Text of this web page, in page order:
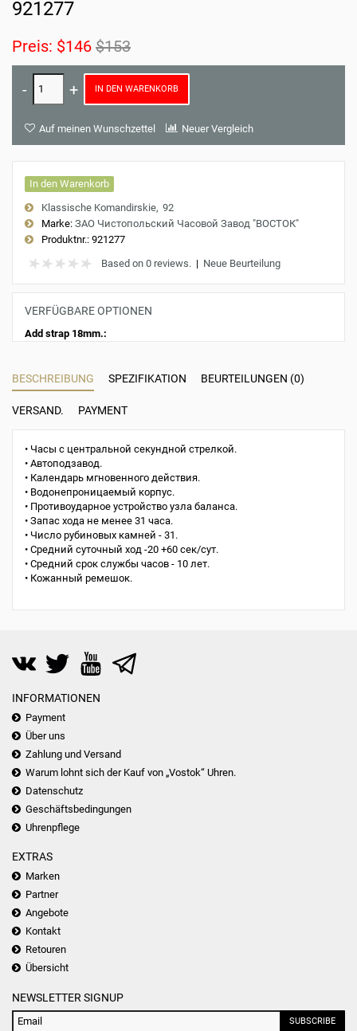
921277
Preis: $146 $153
IN DEN WARENKORB
Auf meinen Wunschzettel Neuer Vergleich
In den Warenkorb
Klassische Komandirskie 92
Marke: ЗАО Чистопольский Часовой Завод "ВОСТОК"
Produktnr.: 921277
Based on 0 reviews. | Neue Beurteilung
VERFÜGBARE OPTIONEN
Add strap 18mm.:
BESCHREIBUNG SPEZIFIKATION BEURTEILUNGEN (0)
VERSAND. PAYMENT
• Часы с центральной секундной стрелкой.
• Автоподзавод.
• Календарь мгновенного действия.
• Водонепроницаемый корпус.
• Противоударное устройство узла баланса.
• Запас хода не менее 31 часа.
• Число рубиновых камней - 31.
• Средний суточный ход -20 +60 сек/сут.
• Средний срок службы часов - 10 лет.
• Кожанный ремешок.
INFORMATIONEN
Payment
Über uns
Zahlung und Versand
Warum lohnt sich der Kauf von „Vostok“ Uhren.
Datenschutz
Geschäftsbedingungen
Uhrenpflege
EXTRAS
Marken
Partner
Angebote
Kontakt
Retouren
Übersicht
NEWSLETTER SIGNUP
SUBSCRIBE